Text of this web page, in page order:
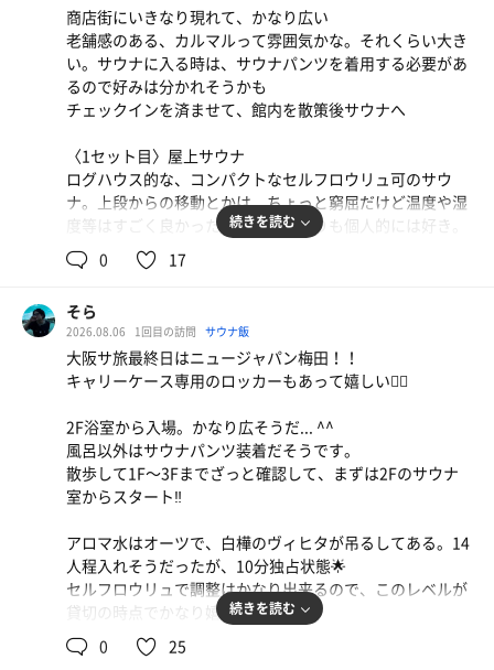
トマトそば
ジョジョ好きとして楽しめるお店。 4年ぶりに来たら
値上げしていた😭
ポカリ
商店街にいきなり現れて、かなり広い
老舗感のある、カルマルって雰囲気かな。それくらい大き
い。サウナに入る時は、サウナパンツを着用する必要があ
るので好みは分かれそうかも
チェックインを済ませて、館内を散策後サウナへ
〈1セット目〉屋上サウナ
ログハウス的な、コンパクトなセルフロウリュ可のサウ
ナ。上段からの移動とかは、ちょっと窮屈だけど温度や湿
度等はすごく良かった。アロマの香りも個人的には好き。
壁に、「サ道最高」と削ったあとがありその通りだと思い
ました。その後、樽水風呂に入り外気浴
〈2セット目〉2階のサウナ
セルフロウリュ可で、今日は白樺のアロマ。
壁にヴィヒタも吊るしてあり、香り・雰囲気ともに良い
その後、もう一度屋上外気浴へ
〈3セット目〉1階高温サウナ
オートロウリュ開始直後は、少しロウリュ少ないかなぁと
感じたけどオート熱波を挟みつつ2度目のオートロウリュ
がすぐにスタート。しっかり高温に包まれて汗をかくこと
ができた。今まで、1番スパンが短いオートロウリュだっ
たね。
続きを読む
0 17
そら
2026.08.06 1回目の訪問 サウナ飯
大阪サ旅最終日はニュージャパン梅田！！
キャリーケース専用のロッカーもあって嬉しい🙂‍↕️
2F浴室から入場。かなり広そうだ... ^^
風呂以外はサウナパンツ装着だそうです。
散歩して1F〜3Fまでざっと確認して、まずは2Fのサウナ
室からスタート‼️
アロマ水はオーツで、白樺のヴィヒタが吊るしてある。14
人程入れそうだったが、10分独占状態🌟
セルフロウリュで調整はかなり出来るので、このレベルが
貸切の時点でかなり嬉しい。
出て目の前に15.7度の水風呂があるのもナイス👍
続きを読む
0 25